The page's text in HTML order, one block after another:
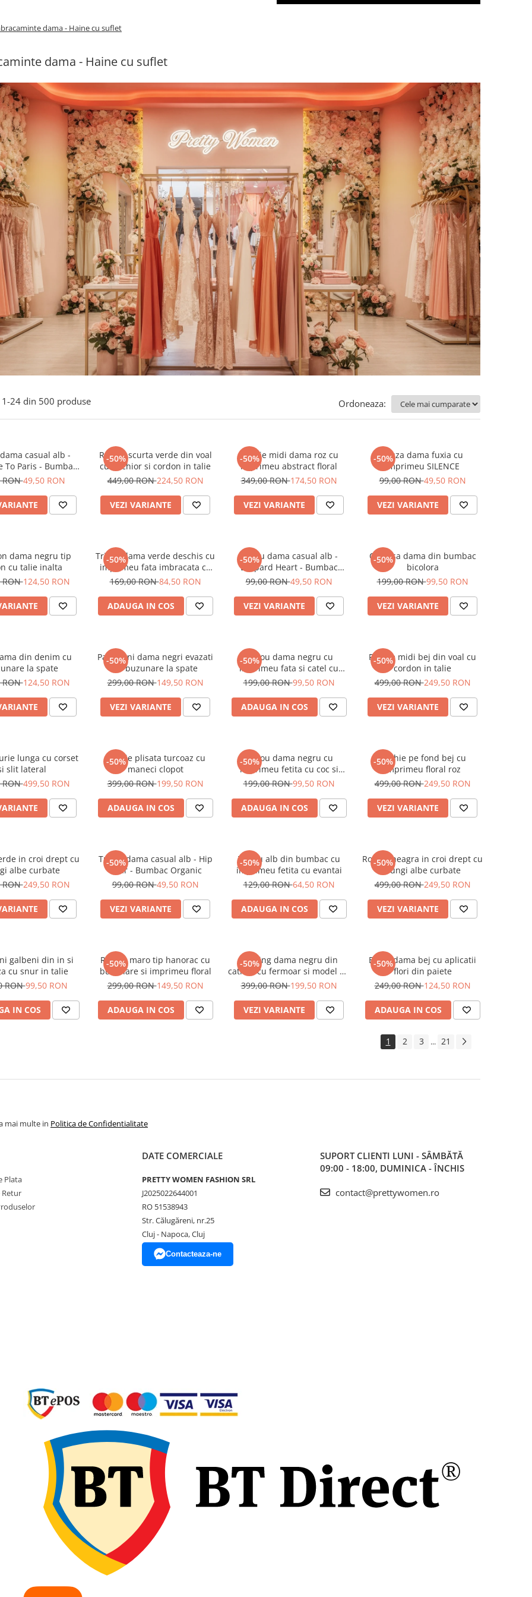
dama - Haine cu suflet
dama - Haine cu suflet
1-24 din 500 produse Ordoneaza:
casual alb -
To Paris - Bumbac
Organic
RON49,50 RON
-50%
Rochie scurta verde din voal
cu anchior si cordon in talie
449,00 RON224,50 RON
VEZI VARIANTE
-50%
Rochie midi dama roz cu
imprimeu abstract floral
349,00 RON174,50 RON
VEZI VARIANTE
-50%Bluza dama fuxia cu
imprimeu SILENCE
99,00 RON49,50 RON
VEZI VARIANTE
dama negru tip
cu talie inalta
RON124,50 RON
-50%
Tricou dama verde deschis cu
imprimeu fata imbracata cu
alb si inghetata in mana
169,00 RON84,50 RON
ADAUGA IN COS
-50%
Tricou dama casual alb -
Leopard Heart - Bumbac
Organic
99,00 RON49,50 RON
VEZI VARIANTE
-50%
Camasa dama din bumbac
bicolora
199,00 RON99,50 RON
VEZI VARIANTE
din denim cu
la spate
RON124,50 RON
-50%
Pantaloni dama negri evazati
cu buzunare la spate
299,00 RON149,50 RON
VEZI VARIANTE
-50%
Tricou dama negru cu
imprimeu fata si catel cu
ochelari
199,00 RON99,50 RON
ADAUGA IN COS
-50%
Rochie midi bej din voal cu
cordon in talie
499,00 RON249,50 RON
VEZI VARIANTE
lunga cu corset
slit lateral
RON499,50 RON
-50%
Rochie plisata turcoaz cu
maneci clopot
399,00 RON199,50 RON
ADAUGA IN COS
-50%
Tricou dama negru cu
imprimeu fetita cu coc si
ochelari albastrii
199,00 RON99,50 RON
ADAUGA IN COS
-50%
Rochie pe fond bej cu
imprimeu floral roz
499,00 RON249,50 RON
VEZI VARIANTE
in croi drept cu
albe curbate
RON249,50 RON
-50%
Tricou dama casual alb - Hip
Bear - Bumbac Organic
99,00 RON49,50 RON
VEZI VARIANTE
-50%
Tricou alb din bumbac cu
imprimeu fetita cu evantai
129,00 RON64,50 RON
ADAUGA IN COS
-50%
Rochie neagra in croi drept cu
dungi albe curbate
499,00 RON249,50 RON
VEZI VARIANTE
galbeni din in si
cu snur in talie
RON99,50 RON
IN COS
-50%
Rochie maro tip hanorac cu
buzunare si imprimeu floral
299,00 RON149,50 RON
ADAUGA IN COS
-50%
Trening dama negru din
catifea cu fermoar si model pe
jacheta
399,00 RON199,50 RON
VEZI VARIANTE
-50%
Bluza dama bej cu aplicatii
flori din paiete
249,00 RON124,50 RON
ADAUGA IN COS
1 2 3 ... 21
mai multe in Politica de Confidentialitate
Plata
Retur
DATE COMERCIALE
PRETTY WOMEN FASHION SRL
J2025022644001
RO 51538943
Str. Călugăreni, nr.25
Cluj - Napoca, Cluj
Contacteaza-ne
SUPORT CLIENTI LUNI - SÂMBĂTĂ
09:00 - 18:00, DUMINICA - ÎNCHIS
contact@prettywomen.ro